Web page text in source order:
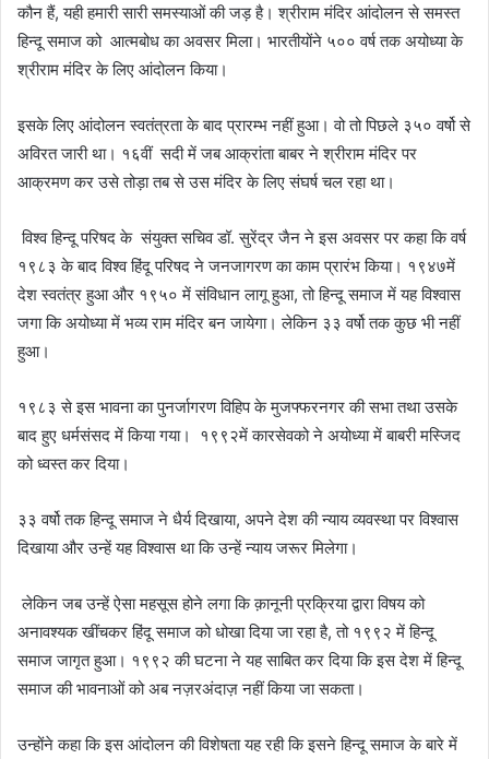
कौन हैं, यही हमारी सारी समस्याओं की जड़ है। श्रीराम मंदिर आंदोलन से समस्त
हिन्दू समाज को आत्मबोध का अवसर मिला। भारतीयोंने ५०० वर्ष तक अयोध्या के
श्रीराम मंदिर के लिए आंदोलन किया।
इसके लिए आंदोलन स्वतंत्रता के बाद प्रारम्भ नहीं हुआ। वो तो पिछले ३५० वर्षो से
अविरत जारी था। १६वीं सदी में जब आक्रांता बाबर ने श्रीराम मंदिर पर
आक्रमण कर उसे तोड़ा तब से उस मंदिर के लिए संघर्ष चल रहा था।
विश्व हिन्दू परिषद के संयुक्त सचिव डॉ. सुरेंद्र जैन ने इस अवसर पर कहा कि वर्ष
१९८३ के बाद विश्व हिंदू परिषद ने जनजागरण का काम प्रारंभ किया। १९४७में
देश स्वतंत्र हुआ और १९५० में संविधान लागू हुआ, तो हिन्दू समाज में यह विश्वास
जगा कि अयोध्या में भव्य राम मंदिर बन जायेगा। लेकिन ३३ वर्षो तक कुछ भी नहीं
हुआ।
१९८३ से इस भावना का पुनर्जागरण विहिप के मुजफ्फरनगर की सभा तथा उसके
बाद हुए धर्मसंसद में किया गया। १९९२में कारसेवको ने अयोध्या में बाबरी मस्जिद
को ध्वस्त कर दिया।
३३ वर्षो तक हिन्दू समाज ने धैर्य दिखाया, अपने देश की न्याय व्यवस्था पर विश्वास
दिखाया और उन्हें यह विश्वास था कि उन्हें न्याय जरूर मिलेगा।
लेकिन जब उन्हें ऐसा महसूस होने लगा कि क़ानूनी प्रक्रिया द्वारा विषय को
अनावश्यक खींचकर हिंदू समाज को धोखा दिया जा रहा है, तो १९९२ में हिन्दू
समाज जागृत हुआ। १९९२ की घटना ने यह साबित कर दिया कि इस देश में हिन्दू
समाज की भावनाओं को अब नज़रअंदाज़ नहीं किया जा सकता।
उन्होंने कहा कि इस आंदोलन की विशेषता यह रही कि इसने हिन्दू समाज के बारे में